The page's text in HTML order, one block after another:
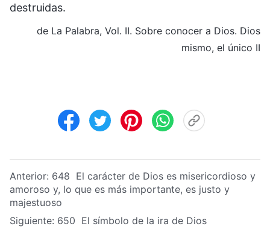
destruidas.
de La Palabra, Vol. II. Sobre conocer a Dios. Dios
mismo, el único II
Anterior: 648 El carácter de Dios es misericordioso y
amoroso y, lo que es más importante, es justo y
majestuoso
Siguiente: 650 El símbolo de la ira de Dios